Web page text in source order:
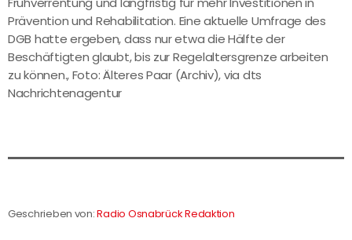
Prävention und Rehabilitation. Eine aktuelle Umfrage des
DGB hatte ergeben, dass nur etwa die Hälfte der
Beschäftigten glaubt, bis zur Regelaltersgrenze arbeiten
zu können., Foto: Älteres Paar (Archiv), via dts
Nachrichtenagentur
Geschrieben von:Radio Osnabrück Redaktion